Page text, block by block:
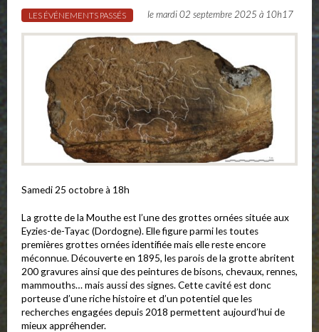
LES ÉVÉNEMENTS PASSÉS le mardi 02 septembre 2025 à 10h17
Samedi 25 octobre à 18h
La grotte de la Mouthe est l’une des grottes ornées située aux
Eyzies-de-Tayac (Dordogne). Elle figure parmi les toutes
premières grottes ornées identifiée mais elle reste encore
méconnue. Découverte en 1895, les parois de la grotte abritent
200 gravures ainsi que des peintures de bisons, chevaux, rennes,
mammouths… mais aussi des signes. Cette cavité est donc
porteuse d’une riche histoire et d’un potentiel que les
recherches engagées depuis 2018 permettent aujourd’hui de
mieux appréhender.